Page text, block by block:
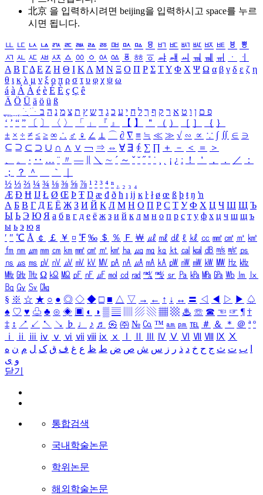
北京 을 입력하시려면 beijing을 입력하시고 space를 누르
시면 됩니다.
ㅥ ㅦ ㅧ ㅨ ㅩ ㅪ ㅫ ㅬ ㅭ ㅮ ㅯ ㅰ ㅱ ㅲ ㅳ ㅴ ㅵ ㅶ ㅷ ㅸ
ㅹ
ㅺ ㅻ ㅼ ㅽ ㅾ ㅿ ㆀ ㆁ ㆂ ㆃ ㆄ ㆅ ㆆ ㆇ ㆈ ㆉ ㆊ ㆋ ㆌ ㆍ
ㆎ
Α Β ΓΔ Ε Ζ Η Θ Ι ΚΛ Μ Ν Ξ Ο Π Ρ Σ ΤΥ Φ Χ Ψ Ω α β γ δ ε ζ η
θ ι κ λ μ ν ξ ο π ρ σ τ υ φ χ ψ ω
á à Á À é è É È ç Ç ê
Ä Ö Ü ä ö ü ß
ִֶֹ ֻּ ׁׂ פ ם ן ו ט א ר ק ף ך ל ח י ע כ ג ד ש ץ ת צ מ נ ה ב
‘ ’ “ ” 〔 〕 〈 〉 「 」 『 』 【 】 ＂ （ ） ［ ］ ｛ ｝
± × ÷ ≠ ≤ ≥ ∞ ∴ ♂ ♀ ∠ ⊥ ⌒ ∂ ∇ ≡ ≒ ≪ ≫ √ ∽ ∝ ∵ ∫ ∬ ∈ ∋
⊆ ⊇ ⊂ ⊃ ∪ ∩ ∧ ∨ ￢ ⇒ ⇔ ∀ ∃ ∮ ∑ ∏ ＋ － ＜ ＝
＞
、
。 · ‥ … ¨ 〃 ― ＼ ∼ ´ ～ ˇ ˘ ˝ ˚ ˙ ¸ ¡ ¿ ː ！ ＇ ， ． ／
：
；
？ ＾ ｀
½ ⅓ ⅔ ¼ ¾ ⅛ ⅜ ⅝ ⅞ ¹ ² ³ ⁴ ⁿ ₁ ₂ ₃ ₄
Æ Ð Ħ Ĳ Ł Ø Œ Þ Ŧ Ŋ æ đ ð ħ ı ĳ ĸ ŀ ł ø œ ß þ ŧ ŋ ŉ
А Б В Г Д Е Ё Ж З И Й К Л М Н О П Р С Т У Ф Х Ц Ч Ш Щ Ъ
Ы Ь Э Ю Я а б в г д е ё ж з и й к л м н о п р с т у ф х ц ч ш щ ъ
ы ь э ю я
′ ″ ℃ Å ￠ ￡ ￥ ¤ ℉ ‰ ＄ ％ Ｆ ￦ ㎕ ㎖ ㎗ ℓ ㎘ ㏄ ㎣ ㎤ ㎥ ㎦
㎙ ㎚ ㎛ ㎜ ㎝ ㎞ ㎟ ㎠ ㎡ ㎢ ㏊ ㎍ ㎎ ㎏ ㏏ ㎈ ㎉ ㏈ ㎧ ㎨ ㎰
㎱ ㎲ ㎳ ㎴ ㎵ ㎶ ㎷ ㎸ ㎹ ㎀ ㎁ ㎂ ㎃ ㎄ ㎺ ㎻ ㎽ ㎾ ㎿ ㎐ ㎑
㎒ ㎓ ㎔ Ω ㏀ ㏁ ㎊ ㎋ ㎌ ㏖ ㏅ ㎭ ㎮ ㎯ ㏛ ㎩ ㎪ ㎫ ㎬ ㏝ ㏐
㏓
㏃ ㏉ ㏜ ㏆
§ ※ ☆ ★ ○ ● ◎ ◇ ◆ □ ■ △ ▽ → ← ↑ ↓ ↔ 〓 ◁ ◀ ▷ ▶ ♤
♠ ♡ ♥ ♧ ♣ ⊙ ◈ ▣ ◐ ◑ ▒ ▤ ▨ ▧ ▦ ▩ ♨ ☏ ☎ ☜ ☞ ¶ †
‡ ↕ ↗ ↙ ↖ ↘ ♭ ♩ ♪ ♬ ㉿ ㈜ № ㏇ ™ ㏂ ㏘ ℡ ＃ ＆ ＊ ＠ ª º
ⅰ
ⅱ ⅲ ⅳ ⅴ ⅵ ⅶ ⅷ ⅸ ⅹ Ⅳ Ⅴ Ⅵ Ⅶ Ⅷ Ⅸ Ⅹ
ب ت ث ج ح خ د ذ ر ز س ش ص ض ط ظ ع غ ف ق ک ل م ن ه
و ی
닫기
통합검색
국내학술논문
학위논문
해외학술논문